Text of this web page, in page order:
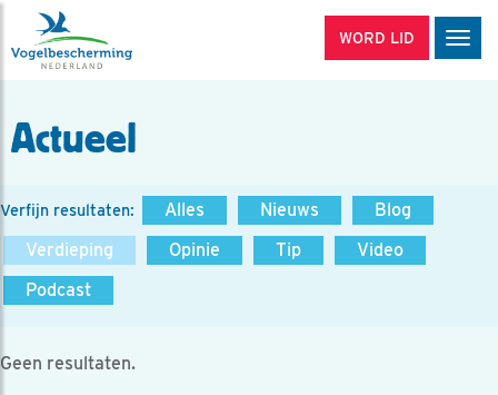
WORD LID
Actueel
Verfijn resultaten: Alles Nieuws
Blog
Verdieping
Opinie Tip
Video
Podcast
Geen resultaten.